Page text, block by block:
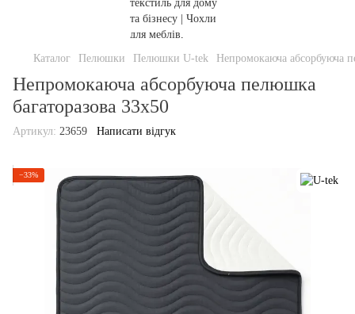
Каталог Пелюшки Пелюшки U-tek Непромокаюча абсорбуюча
Непромокаюча абсорбуюча пелюшка
багаторазова 33х50
Артикул: 23659 Написати відгук
−33%